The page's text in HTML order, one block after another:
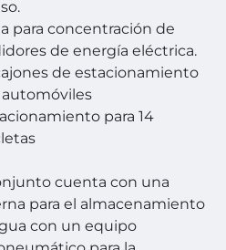
para concentración de
de energía eléctrica.
de estacionamiento
automóviles
para 14
cuenta con una
para el almacenamiento
con un equipo